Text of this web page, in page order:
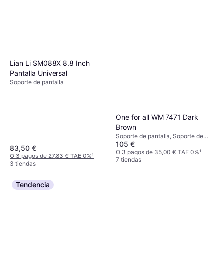
Lian Li SM088X 8.8 Inch
Pantalla Universal
Soporte de pantalla
83,50 €
O 3 pagos de 27,83 € TAE 0%¹
3 tiendas
One for all WM 7471 Dark
Brown
Soporte de pantalla, Soporte de
Suelo, 32"-65"
105 €
O 3 pagos de 35,00 € TAE 0%¹
7 tiendas
Tendencia